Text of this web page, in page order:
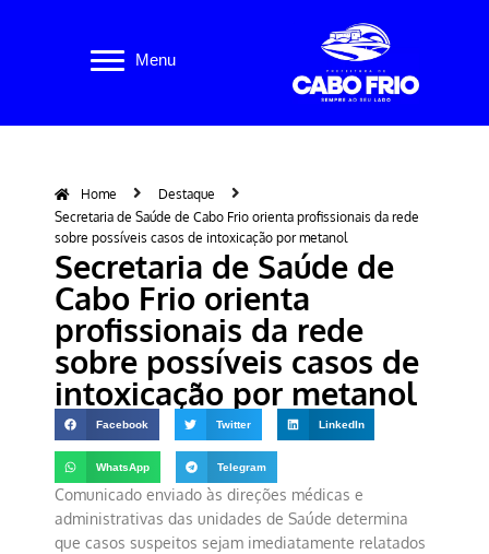
Menu
Home
Destaque
Secretaria de Saúde de Cabo Frio orienta profissionais da rede
sobre possíveis casos de intoxicação por metanol
Secretaria de Saúde de
Cabo Frio orienta
profissionais da rede
sobre possíveis casos de
intoxicação por metanol
Facebook Twitter LinkedIn
WhatsApp Telegram
Comunicado enviado às direções médicas e
administrativas das unidades de Saúde determina
que casos suspeitos sejam imediatamente relatados